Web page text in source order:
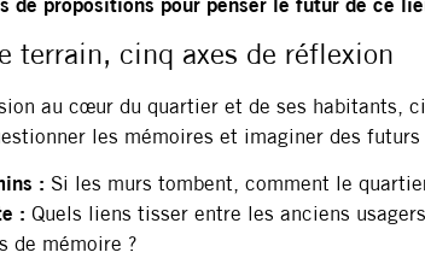
de propositions pour penser le futur de ce
terrain, cinq axes de réflexion
au cœur du quartier et de ses habitants,
les mémoires et imaginer des futurs
: Si les murs tombent, comment le
: Quels liens tisser entre les anciens
de mémoire ?